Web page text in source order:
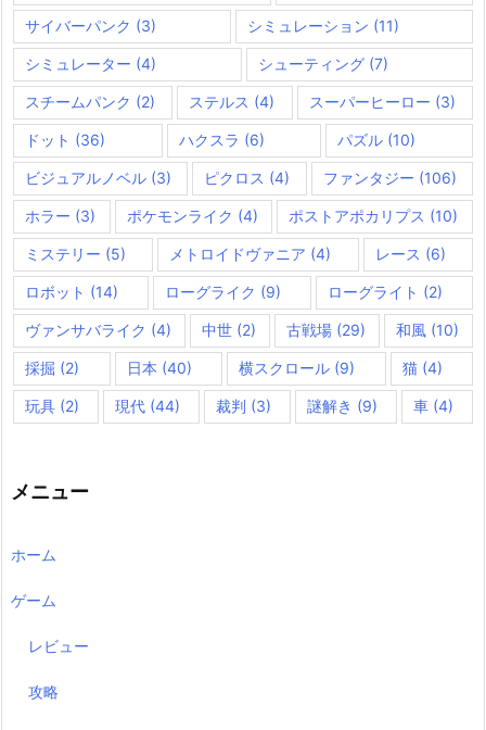
サイバーパンク (3) シミュレーション (11)
シミュレーター (4) シューティング(7)
スチームパンク (2) ステルス (4) スーパーヒーロー (3)
ドット (36) ハクスラ (6) パズル (10)
ビジュアルノベル (3) ピクロス (4) ファンタジー (106)
ホラー (3) ポケモンライク (4) ポストアポカリプス (10)
ミステリー (5) メトロイドヴァニア (4) レース (6)
ロボット (14) ローグライク (9) ローグライト (2)
ヴァンサバライク (4) 中世 (2) 古戦場 (29) 和風 (10)
採掘 (2) 日本 (40) 横スクロール (9) 猫(4)
玩具 (2) 現代 (44) 裁判 (3) 謎解き (9) 車 (4)
メニュー
ホーム
ゲーム
レビュー
攻略